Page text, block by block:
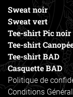
Sweat noir
Sweat vert
Tee-shirt Pic noir
Tee-shirt
Tee-shirt BAD
Casquette BAD
Politique de
Conditions